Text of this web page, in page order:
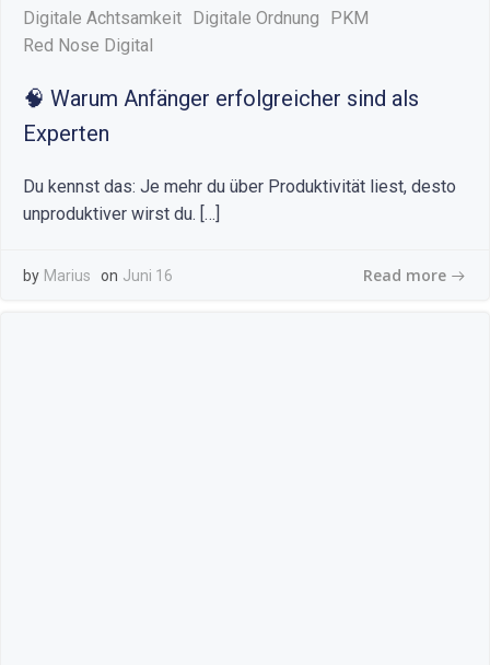
Digitale Achtsamkeit Digitale Ordnung
PKM
Red Nose Digital
🧠 Warum Anfänger erfolgreicher sind als
Experten
Du kennst das: Je mehr du über Produktivität liest, desto
unproduktiver wirst du. […]
by Marius on Juni 16 Read more